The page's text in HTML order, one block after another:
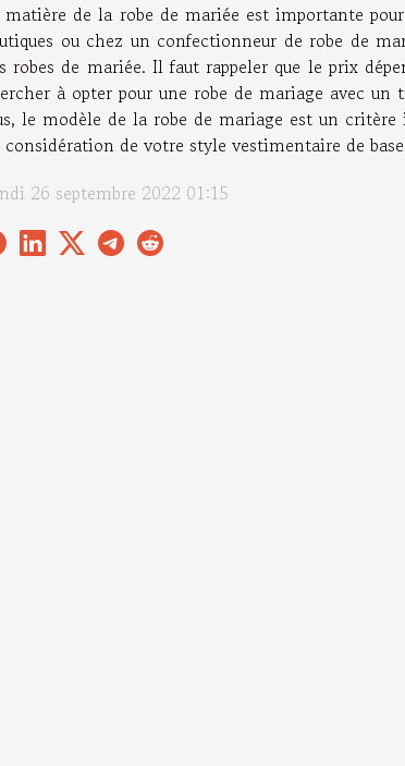
matière de la robe de mariée est importante
ou chez un confectionneur de robe de
robes de mariée. Il faut rappeler que le prix
à opter pour une robe de mariage avec
le modèle de la robe de mariage est un
considération de votre style vestimentaire de
26 septembre 2022 01:15